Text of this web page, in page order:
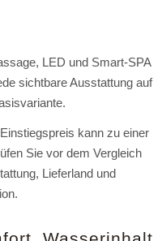
LED und Smart-SPA
sichtbare Ausstattung auf
kann zu einer
Sie vor dem Vergleich
Lieferland und